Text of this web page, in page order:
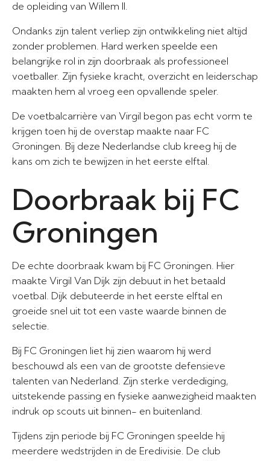
de opleiding van Willem II.
Ondanks zijn talent verliep zijn ontwikkeling niet altijd
zonder problemen. Hard werken speelde een
belangrijke rol in zijn doorbraak als professioneel
voetballer. Zijn fysieke kracht, overzicht en leiderschap
maakten hem al vroeg een opvallende speler.
De voetbalcarrière van Virgil begon pas echt vorm te
krijgen toen hij de overstap maakte naar FC
Groningen. Bij deze Nederlandse club kreeg hij de
kans om zich te bewijzen in het eerste elftal.
Doorbraak bij FC
Groningen
De echte doorbraak kwam bij FC Groningen. Hier
maakte Virgil Van Dijk zijn debuut in het betaald
voetbal. Dijk debuteerde in het eerste elftal en
groeide snel uit tot een vaste waarde binnen de
selectie.
Bij FC Groningen liet hij zien waarom hij werd
beschouwd als een van de grootste defensieve
talenten van Nederland. Zijn sterke verdediging,
uitstekende passing en fysieke aanwezigheid maakten
indruk op scouts uit binnen- en buitenland.
Tijdens zijn periode bij FC Groningen speelde hij
meerdere wedstrijden in de Eredivisie. De club